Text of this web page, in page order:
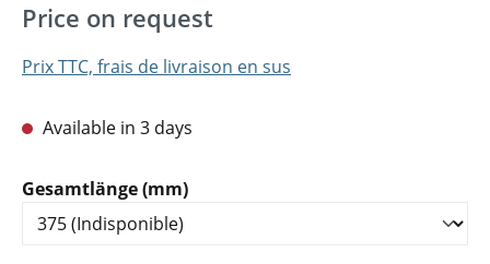
Price on request
Prix TTC, frais de livraison en sus
Available in 3 days
Sélectionnez
Gesamtlänge (mm)